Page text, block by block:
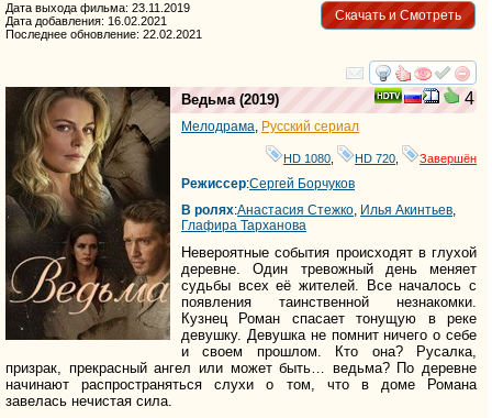
Скачать и Смотреть
Дата выхода фильма: 23.11.2019
Дата добавления: 16.02.2021
Последнее обновление: 22.02.2021
смотреть
4
Ведьма(2019)
Мелодрама, Русский сериал
HD 1080 HD 720 Завершён
Режиссер:Сергей Борчуков
В ролях:Анастасия Стежко, Илья Акинтьев,
Глафира Тарханова
Невероятные события происходят в глухой
деревне. Один тревожный день меняет
судьбы всех её жителей. Все началось с
появления таинственной незнакомки.
Кузнец Роман спасает тонущую в реке
девушку. Девушка не помнит ничего о себе
и своем прошлом. Кто она? Русалка,
призрак, прекрасный ангел или может быть… ведьма? По деревне
начинают распространяться слухи о том, что в доме Романа
завелась нечистая сила.